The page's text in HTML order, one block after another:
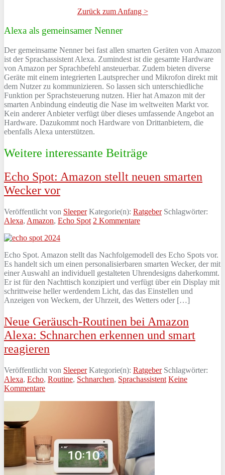
Zurück zum Anfang >
Alexa als gemeinsamer Nenner
Der gemeinsame Nenner bei fast allen smarten Geräten von Amazon
ist der Sprachassistent Alexa. Zumindest ist die gesamte Hardware
von Amazon per Sprachbefehl ansteuerbar. Zudem bieten diverse
Geräte mit einem integrierten Lautsprecher und Mikrofon direkt mit
dem Nutzer zu kommunizieren. So lassen sich unterschiedliche
Funktion per Sprachsteuerung nutzen. Hier hat Amazon mit der
smarten Anbindung eindeutig die Nase im weltweiten Markt vor.
Kein anderer Anbieter verfügt über dieses umfassende Angebot an
Hardware. Dazukommt noch Hardware von Drittanbietern, die
ebenfalls Alexa unterstützen.
Weitere interessante Beiträge
Echo Spot: Amazon stellt neuen smarten
Wecker vor
Veröffentlicht von Sleeper Kategorie(n): RatgeberSchlagwörter:
Alexa, Amazon, Echo Spot 2 Kommentare
Echo Spot. Amazon stellt das Nachfolgemodell des Echo Spots vor.
Es handelt sich um einen personalisierbaren smarten Wecker, der mit
einer Auswahl an individuell gestalteten Uhrendesigns daherkommt.
Er ist für den Nachttisch konzipiert und verfügt über ein Display mit
schrittweise heller werdendem Licht, das das Einstellen und
Anzeigen von Weckern, der Uhrzeit, des Wetters oder […]
Neue Geräusch-Routinen bei Amazon
Alexa: Schnarchen erkennen und smart
reagieren
Veröffentlicht von Sleeper Kategorie(n): RatgeberSchlagwörter:
Alexa, Echo, Routine, Schnarchen, Sprachassistent Keine
Kommentare